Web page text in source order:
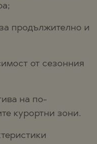
продължително и
от сезонния
на по-
курортни зони.